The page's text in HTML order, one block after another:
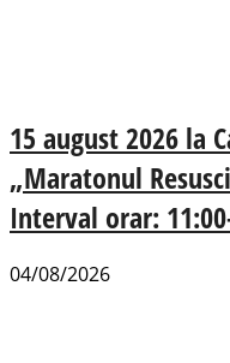
15 august 2026 la
„Maratonul
Interval orar:
04/08/2026